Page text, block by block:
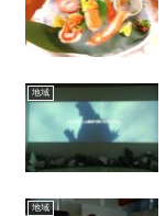
地域
地域